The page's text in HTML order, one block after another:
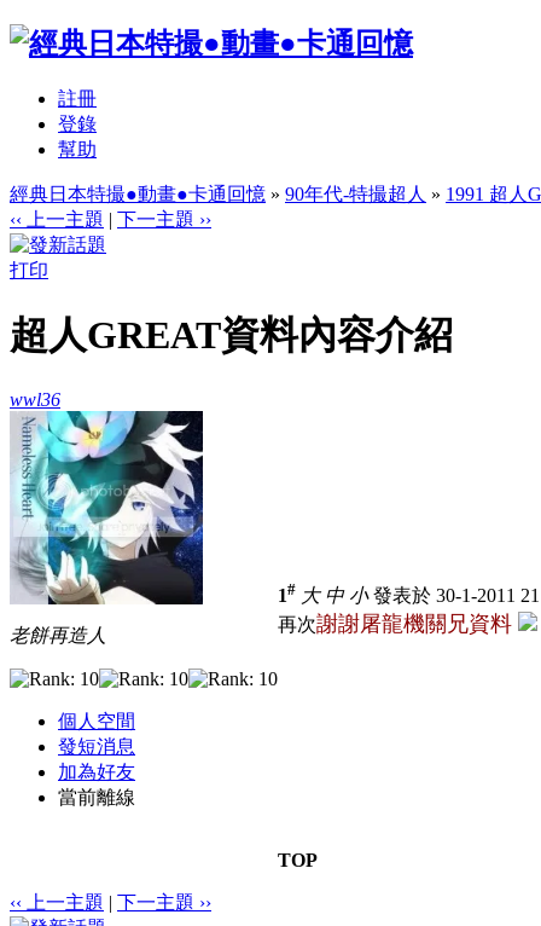
註冊
登錄
幫助
經典日本特撮●動畫●卡通回憶 » 90年代-特撮超人 » 1991 超人
‹‹ 上一主題 | 下一主題 ››
打印
超人GREAT資料內容介紹
wwl36
老餅再造人
個人空間
發短消息
加為好友
當前離線
1# 大 中 小發表於 30-1-2011
再次謝謝屠龍機關兄資料
TOP
‹‹ 上一主題 | 下一主題 ››